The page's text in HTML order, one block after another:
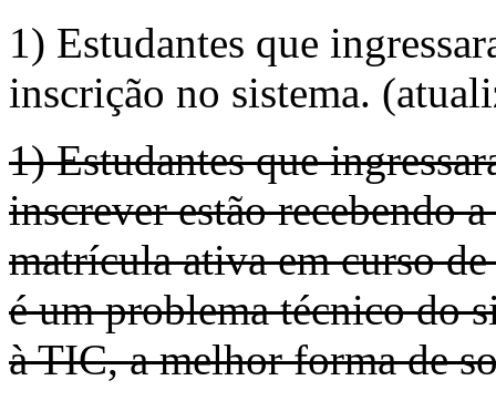
1) Estudantes que
inscrição no sistema.
1) Estudantes que
inscrever estão recebendo
matrícula ativa em curso
é um problema técnico do
à TIC, a melhor forma de